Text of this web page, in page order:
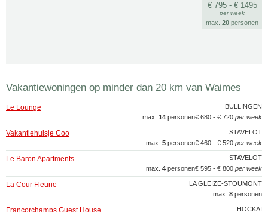
€ 795 - € 1495
per week
max. 20 personen
Vakantiewoningen op minder dan 20 km van Waimes
BÜLLINGEN
Le Lounge
€ 680 - € 720 per week
max. 14 personen
STAVELOT
Vakantiehuisje Coo
€ 460 - € 520 per week
max. 5 personen
STAVELOT
Le Baron Apartments
€ 595 - € 800 per week
max. 4 personen
LA GLEIZE-STOUMONT
La Cour Fleurie
max. 8 personen
HOCKAI
Francorchamps Guest House